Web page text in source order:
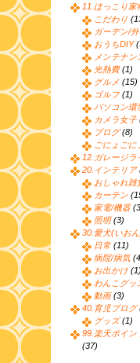
11.ほっこり家
こだわり
ガーデン/
おうちDIY
メンテナン
光熱費(1)
グルメ (15)
ゴルフ (1)
パソコン環
カメラ女子
ブログ(8)
ごにょごに
12.ガレージラ
20.インテリア
おしゃれ雑
カーテン
家電/機器
照明(3)
30.愛犬(いお
日常 (11)
病院/病気
お出かけ (1)
わんこグッ
動画(3)
40.育児ブログ
グッズ(1)
99.楽天ポイン
(37)